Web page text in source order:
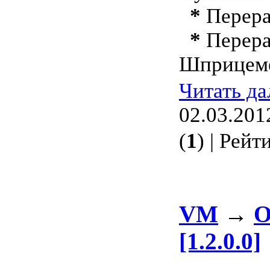
*
*
Читать
(1) |
VM →
[1.2.0.0]